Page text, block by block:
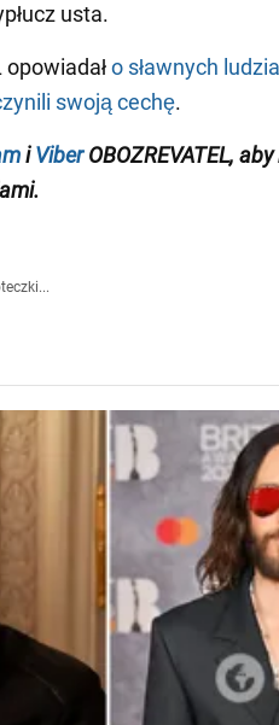
usta.
opowiadało sławnych
swoją cechę.
iViberOBOZREVATEL,